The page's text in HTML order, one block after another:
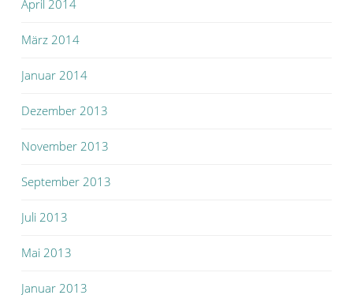
April 2014
März 2014
Januar 2014
Dezember 2013
November 2013
September 2013
Juli 2013
Mai 2013
Januar 2013